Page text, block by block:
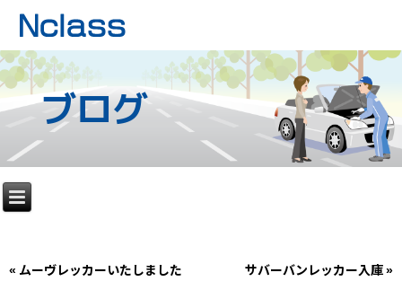
ブログ
« ムーヴレッカーいたしました サバーバンレッカー入庫»